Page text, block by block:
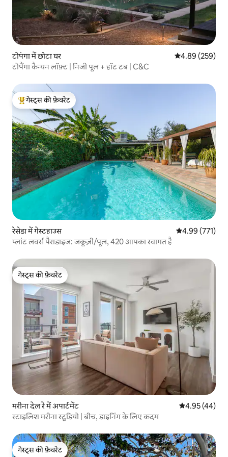
टोपंगा में छोटा घर औसत रेटिंग 5 में से
4.89 (259)
टोपैंगा कैन्यन लॉफ़्ट | निजी पूल + हॉट टब | C&C
गेस्ट्स का टॉप फ़ेवरेट
गेस्ट्स की फ़ेवरेट
रेसेडा में गेस्टहाउस औसत रेटिंग 5 में से
4.99 (771)
प्लांट लवर्स पैराडाइज: जकूज़ी/पूल, 420 आपका स्वागत है
गेस्ट्स की फ़ेवरेट
गेस्ट्स की फ़ेवरेट
मरीना देल रे में अपार्टमेंट औसत रेटिंग 5 में
4.95 (44)
स्टाइलिश मरीना स्टूडियो | बीच, डाइनिंग के लिए कदम
गेस्ट्स की फ़ेवरेट